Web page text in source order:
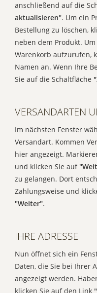
anschließend auf die
aktualisieren". Um ein
Bestellung zu löschen,
neben dem Produkt.
Warenkorb aufzurufen,
Namen an. Wenn Ihre
Sie auf die Schaltfläche
VERSANDARTEN
Im nächsten Fenster
Versandart. Kommen
hier angezeigt.
und klicken Sie auf
zu gelangen. Dort
Zahlungsweise und
"Weiter".
IHRE ADRESSE
Nun öffnet sich ein
Daten, die Sie bei Ihrer
angezeigt werden.
klicken Sie auf den Link